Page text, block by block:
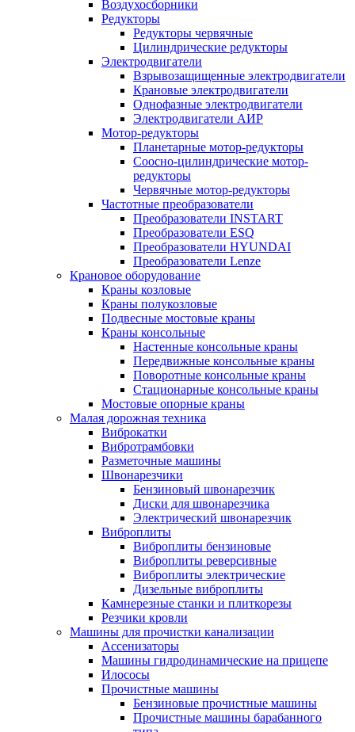
Воздухосборники
Редукторы
Редукторы червячные
Цилиндрические редукторы
Электродвигатели
Взрывозащищенные электродвигатели
Крановые электродвигатели
Однофазные электродвигатели
Электродвигатели АИР
Мотор-редукторы
Планетарные мотор-редукторы
Соосно-цилиндрические мотор-
редукторы
Червячные мотор-редукторы
Частотные преобразователи
Преобразователи INSTART
Преобразователи ESQ
Преобразователи HYUNDAI
Преобразователи Lenze
Крановое оборудование
Краны козловые
Краны полукозловые
Подвесные мостовые краны
Краны консольные
Настенные консольные краны
Передвижные консольные краны
Поворотные консольные краны
Стационарные консольные краны
Мостовые опорные краны
Малая дорожная техника
Виброкатки
Вибротрамбовки
Разметочные машины
Швонарезчики
Бензиновый швонарезчик
Диски для швонарезчика
Электрический швонарезчик
Виброплиты
Виброплиты бензиновые
Виброплиты реверсивные
Виброплиты электрические
Дизельные виброплиты
Камнерезные станки и плиткорезы
Резчики кровли
Машины для прочистки канализации
Ассенизаторы
Машины гидродинамические на прицепе
Илососы
Прочистные машины
Бензиновые прочистные машины
Прочистные машины барабанного